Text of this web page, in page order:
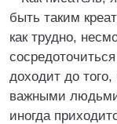
быть таким
как трудно,
доходит до
важными
иногда